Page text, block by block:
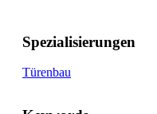
Spezialisierungen
Türenbau